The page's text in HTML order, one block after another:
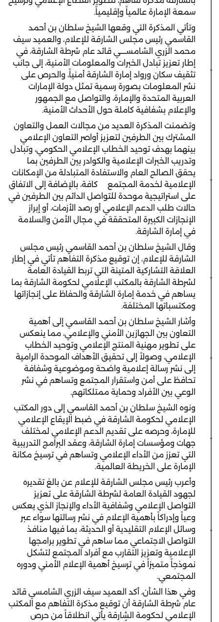
سمعة الإمارة عالمياً وإقليمياً.
وتأتي المذكرة التي وقعها
الشيخ سلطان بن أحمد
القاسمي رئيس مجلس الشارقة للإعلام، والعميد سيف
محمد الزري الشامســــي قائد عام شرطة الشارقة، في
إطار تعزيز تبادل الخبرات والمعلومات الأمنية، إلى جانب
تثقيف سكان ورواد إمارة الشارقة أمنياً، والحرص على
نشر المعلومات بصورة رسمية تمثل دولة الإمارات
العربية المتحدة والإمارة، والتواصل مع الجمهور
والإعلام بشفافية كاملة حول الأحداث الأمنية.
وتضمنت المذكرة العديد من مجالات العمل والتعاون
المشترك بين الطرفين لتعزيز أواصر التعاون الإعلامي
بينهما بهدف توحيد الخطاب الإعلامي الحكومي، وتبادل
وتدريب الخبرات الإعلامية والكوادر بين الطرفين بما
يحقق الصالح العام والاستفادة المتبادلة من الإمكانات
الإعلامية لخدمة المجتمع
كافة، بالإضافة إلى الاتفاق
على استراتيجية موحدة للتواصل الدائم بين الطرفين في
حالات طلب الدعم الإعلامي أو رصد الأزمات، أو إبراز
الإنجازات الكبيرة المتحققة في مجال الأمن والسلامة
في إمارة الشارقة.
وقال الشيخ سلطان بن أحمد القاسمي رئيس مجلس
الشارقة للإعلام، إن توقيع مذكرة التفاهم تأتي في إطار
العلاقة التشاركية المتينة التي تربط القيادة العامة
لشرطة الشارقة بالمكتب الإعلامي لحكومة الشارقة بما
يساهم في خدمة إمارة الشارقة والحفاظ على إنجازاتها
ومكتسباتها المختلفة.
وأشار الشيخ سلطان بن أحمد القاسمي إلى أهمية
التعاون بين الجهازين الأمني والإعلامي، مما ينعكس
على تطوير مهنية المنتج الإعلامي وتوحيد الخطاب
الإعلامي، وصولاً إلى تحقيق الأهداف الموحدة الرامية
إلى نشر رسالة إعلامية واضحة وموضوعية وشفافة
تحافظ على أمن واستقرار المجتمع وتساهم في نشر
الوعي بين الأفراد وحماية ممتلكاتهم.
ونوه الشيخ سلطان بن أحمد القاسمي إلى دور المكتب
الإعلامي لحكومة الشارقة في ضبط الإيقاع الإعلامي
للإمارة، وحرصه على تقديم الدعم الإعلامي لمختلف
جهات ومؤسسات إمارة الشارقة، وعقد البرامج التدريبية
التي تعزز من الأداء الإعلامي وتساهم في ترسيخ مكانة
الإمارة على الخريطة العالمية.
وأعرب رئيس مجلس الشارقة للإعلام عن بالغ تقديره
لجهود القيادة العامة لشرطة الشارقة على تعزيز
التواصل الإعلامي وشفافية الأداء والإنجاز الذي يعكس
وعياً وإدراكاً بأهمية الإعلام في نشر رسالتها سواء عبر
وسائل الإعلام التقليدية أو الحديثة، بما فيها منافذ
التواصل الاجتماعي مما ساهم في تطوير برامجها
الإعلامية وتعزيز التقارب مع أفراد المجتمع لتشكل
نموذجاً متميزاً في ترسيخ أهمية الإعلام الأمني ودوره
المجتمعي.
وفي هذا الشأن، أكد العميد سيف الزري الشامسي قائد
عام شرطة الشارقة أن توقيع مذكرة التفاهم مع المكتب
الإعلامي لحكومة الشارقة يأتي انطلاقاً من حرص